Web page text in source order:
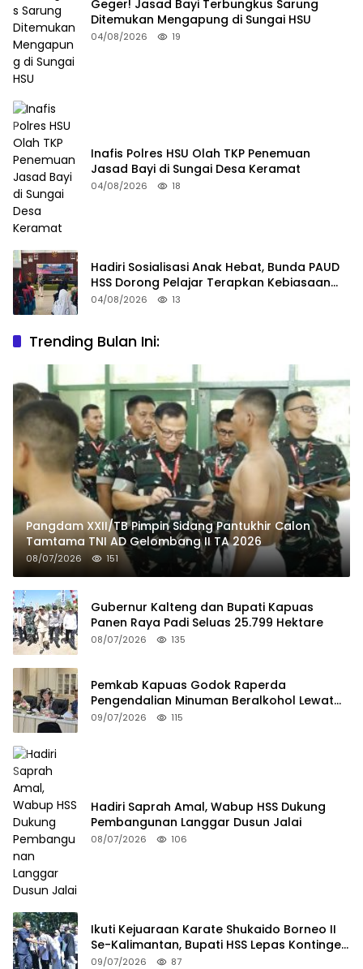
Geger! Jasad Bayi Terbungkus Sarung
Ditemukan Mengapung di Sungai HSU
04/08/2026 19
Inafis Polres HSU Olah TKP Penemuan
Jasad Bayi di Sungai Desa Keramat
04/08/2026 18
Hadiri Sosialisasi Anak Hebat, Bunda PAUD
HSS Dorong Pelajar Terapkan Kebiasaan
Baik
04/08/2026 13
Trending Bulan Ini:
Pangdam XXII/TB Pimpin Sidang Pantukhir Calon
Tamtama TNI AD Gelombang II TA 2026
08/07/2026 151
Gubernur Kalteng dan Bupati Kapuas
Panen Raya Padi Seluas 25.799 Hektare
08/07/2026 135
Pemkab Kapuas Godok Raperda
Pengendalian Minuman Beralkohol Lewat
FGD
09/07/2026 115
Hadiri Saprah Amal, Wabup HSS Dukung
Pembangunan Langgar Dusun Jalai
08/07/2026 106
Ikuti Kejuaraan Karate Shukaido Borneo II
Se-Kalimantan, Bupati HSS Lepas Kontingen
FORKI
09/07/2026 87